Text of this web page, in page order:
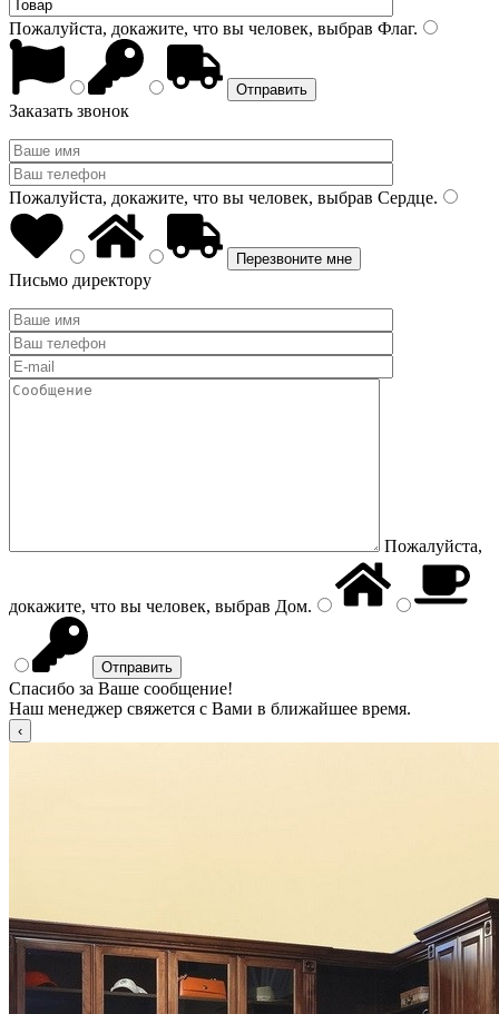
Пожалуйста, докажите, что вы человек, выбрав Флаг.
Заказать звонок
Пожалуйста, докажите, что вы человек, выбрав Сердце.
Письмо директору
Пожалуйста,
докажите, что вы человек, выбрав Дом.
Спасибо за Ваше сообщение!
Наш менеджер свяжется с Вами в ближайшее время.